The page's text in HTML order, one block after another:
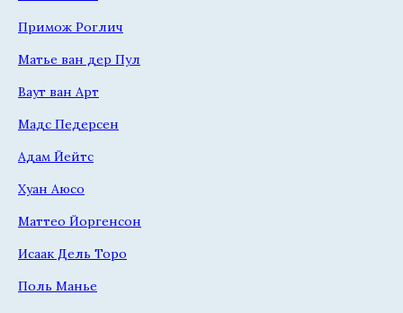
Примож Роглич
Матье ван дер Пул
Ваут ван Арт
Мадс Педерсен
Адам Йейтс
Хуан Аюсо
Маттео Йоргенсон
Исаак Дель Торо
Поль Манье